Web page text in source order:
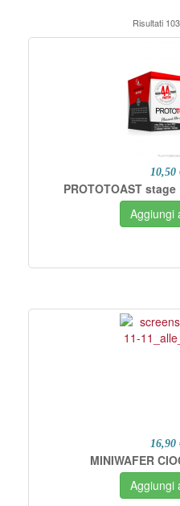
Risultati
10,50
PROTOTOAST
Aggiungi
16,90
MINIWAFER
Aggiungi